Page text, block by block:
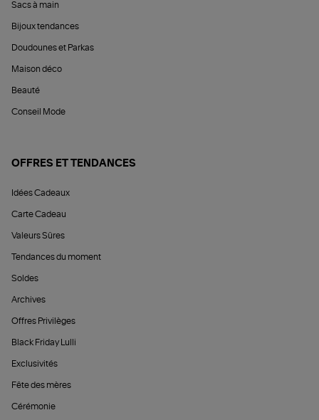
Sacs à main
Bijoux tendances
Doudounes et Parkas
Maison déco
Beauté
Conseil Mode
OFFRES ET TENDANCES
Idées Cadeaux
Carte Cadeau
Valeurs Sûres
Tendances du moment
Soldes
Archives
Offres Privilèges
Black Friday Lulli
Exclusivités
Fête des mères
Cérémonie